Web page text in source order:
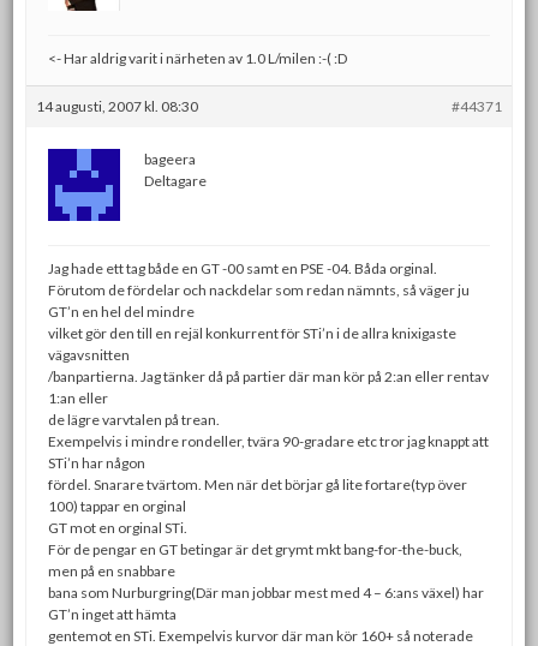
<- Har aldrig varit i närheten av 1.0 L/milen :-( :D
14 augusti, 2007 kl. 08:30 #44371
bageera
Deltagare
Jag hade ett tag både en GT -00 samt en PSE -04. Båda orginal.
Förutom de fördelar och nackdelar som redan nämnts, så väger ju
GT’n en hel del mindre
vilket gör den till en rejäl konkurrent för STi’n i de allra knixigaste
vägavsnitten
/banpartierna. Jag tänker då på partier där man kör på 2:an eller rentav
1:an eller
de lägre varvtalen på trean.
Exempelvis i mindre rondeller, tvära 90-gradare etc tror jag knappt att
STi’n har någon
fördel. Snarare tvärtom. Men när det börjar gå lite fortare(typ över
100) tappar en orginal
GT mot en orginal STi.
För de pengar en GT betingar är det grymt mkt bang-for-the-buck,
men på en snabbare
bana som Nurburgring(Där man jobbar mest med 4 – 6:ans växel) har
GT’n inget att hämta
gentemot en STi. Exempelvis kurvor där man kör 160+ så noterade